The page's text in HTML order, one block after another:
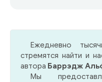
погружаясь в
которая
фигуры сделаны из
Ежедневно
стремятся найти и
автора Баррэдж
Мы